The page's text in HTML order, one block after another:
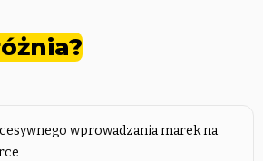
Huluki zaczęła być
odzieżowej.
Uruchomiono również sprzedaż na
wprowadzania marek na